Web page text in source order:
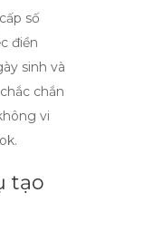
số
điền
sinh và
chắn
vi
tạo